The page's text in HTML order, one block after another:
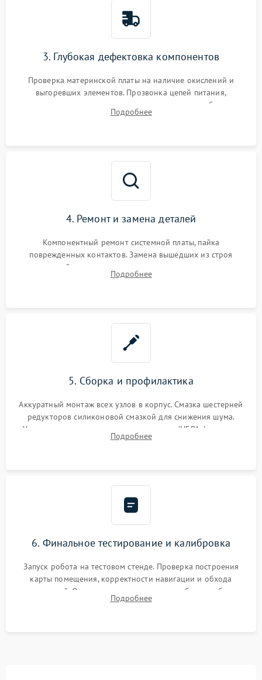
3. Глубокая дефектовка компонентов
Проверка материнской платы на наличие окислений и
выгоревших элементов. Прозвонка цепей питания,
тестирование приводных моторов колес и турбины
всасывания. Оценка состояния оптических и инфракрасных
Подробнее
4. Ремонт и замена деталей
Компонентный ремонт системной платы, пайка
поврежденных контактов. Замена вышедших из строя
двигателей, изношенного аккумулятора, неисправного
лидара или помпы подачи воды. Восстановление шлейфов и
Подробнее
5. Сборка и профилактика
Аккуратный монтаж всех узлов в корпус. Смазка шестерней
редукторов силиконовой смазкой для снижения шума.
Установка новых расходных материалов (HEPA-фильтров,
микрофибры, щеток). Надежная фиксация разъемов и
Подробнее
6. Финальное тестирование и калибровка
Запуск робота на тестовом стенде. Проверка построения
карты помещения, корректности навигации и обхода
препятствий. Оценка силы всасывания и работы турбины.
Тестирование автоматического возврата на док-станцию и
Подробнее